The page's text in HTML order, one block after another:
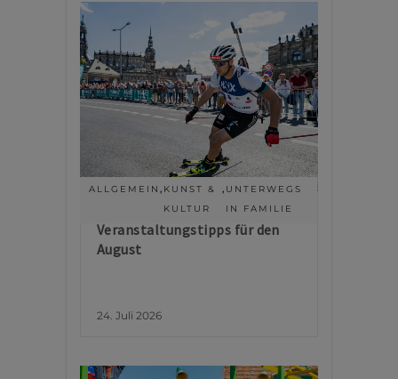
ALLGEMEIN , KUNST &
KULTUR
, UNTERWEGS
IN FAMILIE
Veranstaltungstipps für den
August
24. Juli 2026